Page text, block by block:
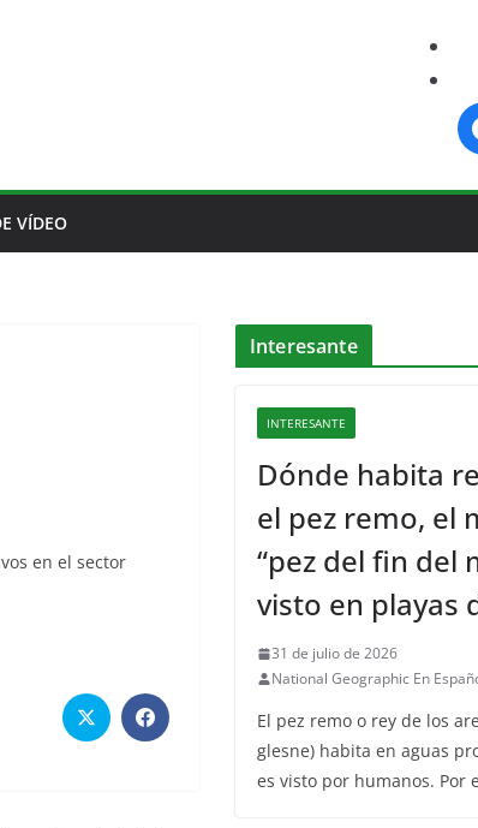
VÍDEO
en el sector
Interesante
INTERESANTE
Dónde habita
el pez remo, el
“pez del fin del
visto en playas
31 de julio de 2026
National Geographic En
El pez remo o rey de los
glesne) habita en aguas
es visto por humanos. Por